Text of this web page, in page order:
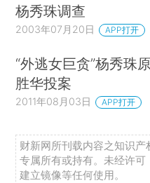
杨秀珠调查
2003年07月20日 APP打开
“外逃女巨贪”杨秀珠
胜华投案
2011年08月03日 APP打开
财新网所刊载内容之知识
专属所有或持有。未经许
建立镜像等任何使用。